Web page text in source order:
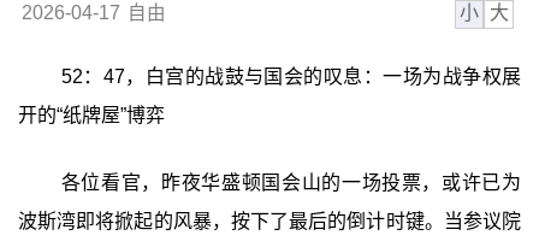
2026-04-17 自由 小 大
52：47，白宫的战鼓与国会的叹息：一场为战争权展
开的“纸牌屋”博弈
各位看官，昨夜华盛顿国会山的一场投票，或许已为
波斯湾即将掀起的风暴，按下了最后的倒计时键。当参议院